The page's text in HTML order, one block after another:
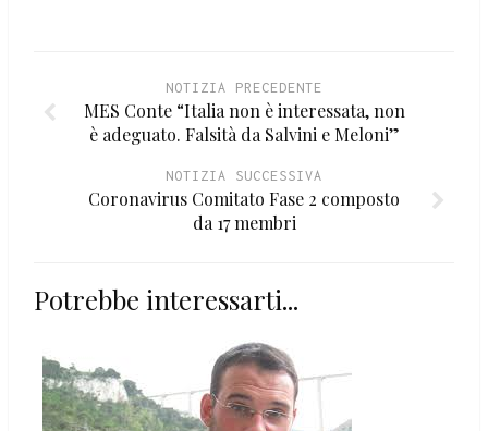
NOTIZIA PRECEDENTE
MES Conte “Italia non è interessata, non
è adeguato. Falsità da Salvini e Meloni”
NOTIZIA SUCCESSIVA
Coronavirus Comitato Fase 2 composto
da 17 membri
Potrebbe interessarti...